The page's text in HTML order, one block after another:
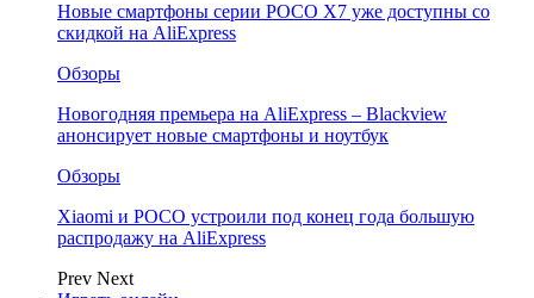
Новые смартфоны серии POCO X7 уже доступны со
скидкой на AliExpress
Обзоры
Новогодняя премьера на AliExpress – Blackview
анонсирует новые смартфоны и ноутбук
Обзоры
Xiaomi и POCO устроили под конец года большую
распродажу на AliExpress
Prev Next